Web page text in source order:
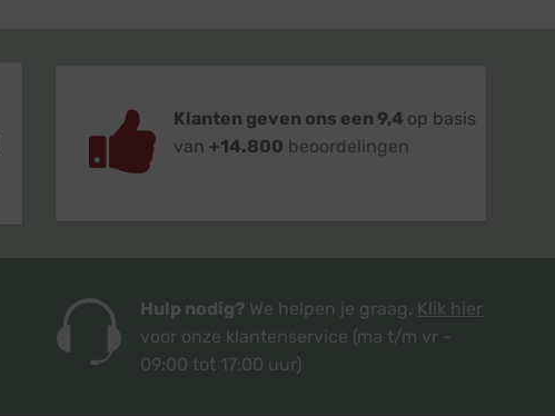
Klanten geven ons een 9,4 op basis
van +14.800 beoordelingen
Hulp nodig? We helpen je graag. Klik hier
voor onze klantenservice (ma t/m vr -
09:00 tot 17:00 uur)